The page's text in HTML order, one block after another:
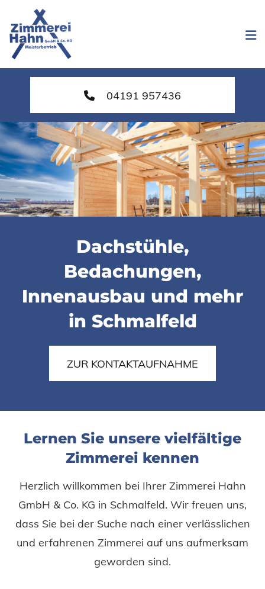
Zum Inhalt springen
04191 957436
Dachstühle,
Bedachungen,
Innenausbau und mehr
in Schmalfeld
ZUR KONTAKTAUFNAHME
Lernen Sie unsere vielfältige
Zimmerei kennen
Herzlich willkommen bei Ihrer Zimmerei Hahn
GmbH & Co. KG in Schmalfeld. Wir freuen uns,
dass Sie bei der Suche nach einer verlässlichen
und erfahrenen Zimmerei auf uns aufmerksam
geworden sind.